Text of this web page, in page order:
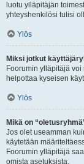
luotu ylläpitäjän
yhteyshenkilösi tulisi
Ylös
Miksi jotkut
Foorumin ylläpitäjä
helpottaa kyseisen
Ylös
Mikä on
Jos olet useamman
käytetään
Foorumin ylläpitäjä
omista asetuksista.